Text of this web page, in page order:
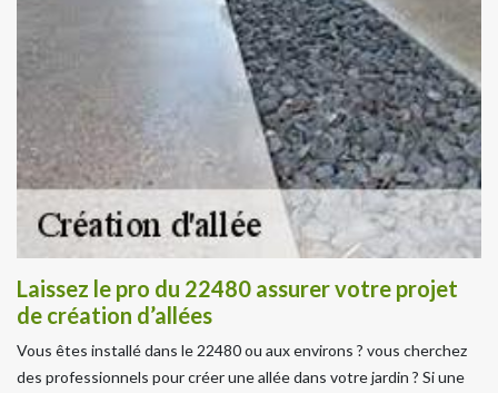
Laissez le pro du 22480 assurer votre projet
de création d’allées
Vous êtes installé dans le 22480 ou aux environs ? vous cherchez
des professionnels pour créer une allée dans votre jardin ? Si une